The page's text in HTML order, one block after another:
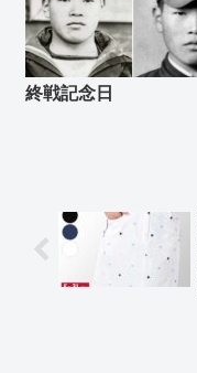
終戦記念日